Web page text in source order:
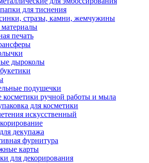
для тиснения
стразы, камни, жемчужины
печать
дыроколы
подушечки
косметики ручной работы и мыла
для косметики
искусственный
декупажа
фурнитура
карты
для декорирования